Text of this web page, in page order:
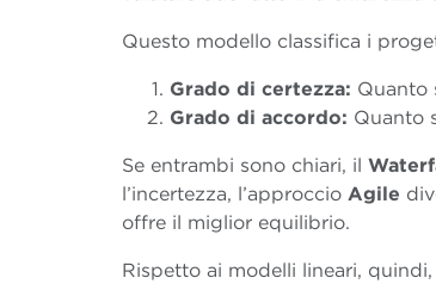
Questo modello classifica i
Grado di certezza: Quanto
Grado di accordo: Quanto
Se entrambi sono chiari, il
l’incertezza, l’approccio Agile
offre il miglior equilibrio.
Rispetto ai modelli lineari,